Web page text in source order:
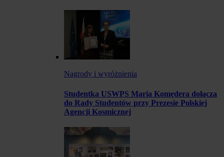
Nagrody i wyróżnienia
Studentka USWPS Maria Komędera dołącza
do Rady Studentów przy Prezesie Polskiej
Agencji Kosmicznej